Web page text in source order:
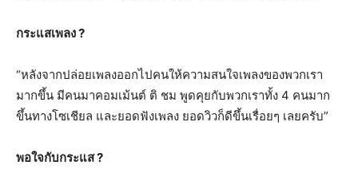
กระแสเพลง?
“หลังจากปล่อยเพลงออกไปคนให้ความสนใจเพลงของพวกเรา
มากขึ้น มีคนมาคอมเม้นต์ ติ ชม พูดคุยกับพวกเราทั้ง 4 คนมาก
ขึ้นทางโซเชียล และยอดฟังเพลง ยอดวิวก็ดีขึ้นเรื่อยๆ เลยครับ”
พอใจกับกระแส?